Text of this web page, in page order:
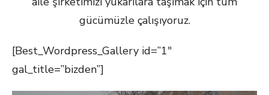
gücümüzle çalışıyoruz.
[Best_Wordpress_Gallery id=”1″
gal_title=”bizden”]